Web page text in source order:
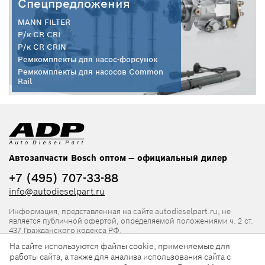
Спецпредложения
MANN FILTER
Р/к CR CRI
Р/к CR CRIN
Ремкомплекты для насос-форсунок
Ремкомплекты для насосов Common
Rail
Автозапчасти Bosch оптом — официальный дилер
+7 (495) 707-33-88
info@autodieselpart.ru
Информация, представленная на сайте autodieselpart.ru, не
является публичной офертой, определяемой положениями ч. 2 ст.
437 Гражданского кодекса РФ.
Нормативная документация
На сайте используются файлы cookie, применяемые для
работы сайта, а также для анализа использования сайта с